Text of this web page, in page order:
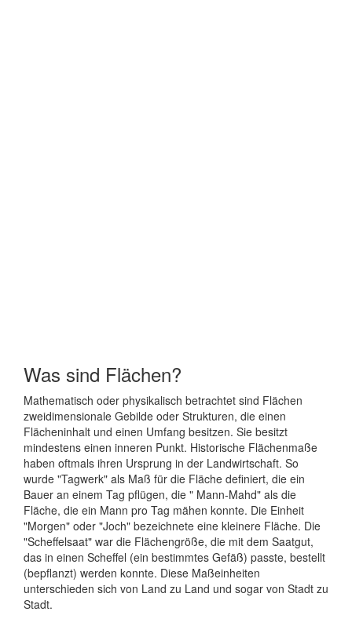
Was sind Flächen?
Mathematisch oder physikalisch betrachtet sind Flächen
zweidimensionale Gebilde oder Strukturen, die einen
Flächeninhalt und einen Umfang besitzen. Sie besitzt
mindestens einen inneren Punkt. Historische Flächenmaße
haben oftmals ihren Ursprung in der Landwirtschaft. So
wurde "Tagwerk" als Maß für die Fläche definiert, die ein
Bauer an einem Tag pflügen, die " Mann-Mahd" als die
Fläche, die ein Mann pro Tag mähen konnte. Die Einheit
"Morgen" oder "Joch" bezeichnete eine kleinere Fläche. Die
"Scheffelsaat" war die Flächengröße, die mit dem Saatgut,
das in einen Scheffel (ein bestimmtes Gefäß) passte, bestellt
(bepflanzt) werden konnte. Diese Maßeinheiten
unterschieden sich von Land zu Land und sogar von Stadt zu
Stadt.